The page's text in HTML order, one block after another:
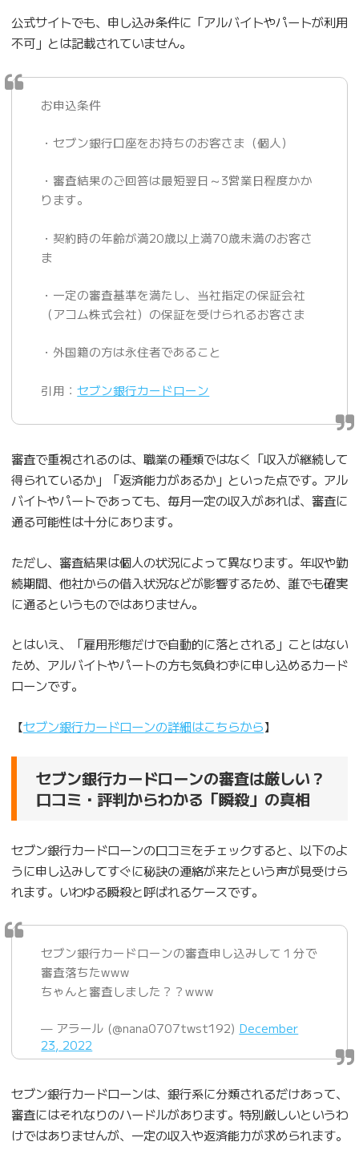
公式サイトでも、申し込み条件に「アルバイトやパートが利用
不可」とは記載されていません。
お申込条件
・セブン銀行口座をお持ちのお客さま（個人）
・審査結果のご回答は最短翌日～3営業日程度かか
ります。
・契約時の年齢が満20歳以上満70歳未満のお客さ
ま
・一定の審査基準を満たし、当社指定の保証会社
（アコム株式会社）の保証を受けられるお客さま
・外国籍の方は永住者であること
引用：セブン銀行カードローン
審査で重視されるのは、職業の種類ではなく「収入が継続して
得られているか」「返済能力があるか」といった点です。アル
バイトやパートであっても、毎月一定の収入があれば、審査に
通る可能性は十分にあります。
ただし、審査結果は個人の状況によって異なります。年収や勤
続期間、他社からの借入状況などが影響するため、誰でも確実
に通るというものではありません。
とはいえ、「雇用形態だけで自動的に落とされる」ことはない
ため、アルバイトやパートの方も気負わずに申し込めるカード
ローンです。
【セブン銀行カードローンの詳細はこちらから】
セブン銀行カードローンの審査は厳しい？
口コミ・評判からわかる「瞬殺」の真相
セブン銀行カードローンの口コミをチェックすると、以下のよ
うに申し込みしてすぐに秘訣の連絡が来たという声が見受けら
れます。いわゆる瞬殺と呼ばれるケースです。
セブン銀行カードローンの審査申し込みして１分で
審査落ちたwww
ちゃんと審査しました？？www
— アラール (@nana0707twst192) December
23, 2022
セブン銀行カードローンは、銀行系に分類されるだけあって、
審査にはそれなりのハードルがあります。特別厳しいというわ
けではありませんが、一定の収入や返済能力が求められます。